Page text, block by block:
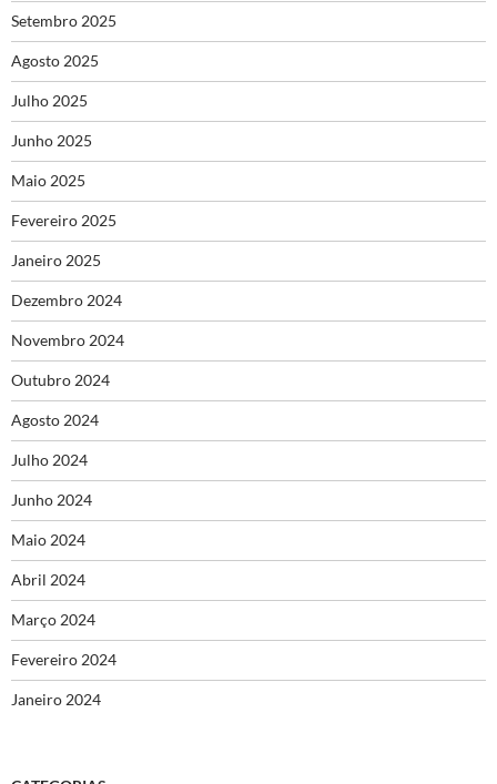
Setembro 2025
Agosto 2025
Julho 2025
Junho 2025
Maio 2025
Fevereiro 2025
Janeiro 2025
Dezembro 2024
Novembro 2024
Outubro 2024
Agosto 2024
Julho 2024
Junho 2024
Maio 2024
Abril 2024
Março 2024
Fevereiro 2024
Janeiro 2024